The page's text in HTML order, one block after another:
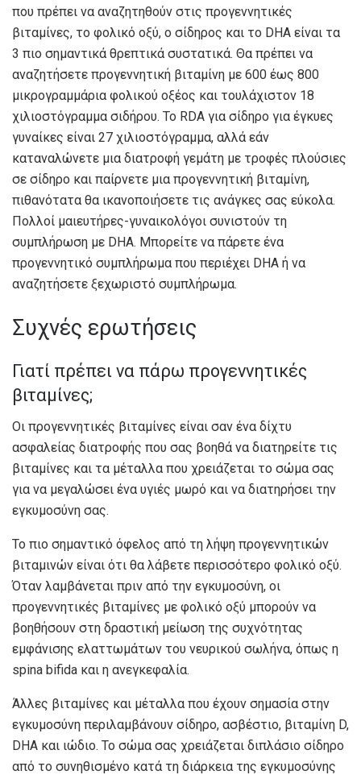
που πρέπει να αναζητηθούν στις προγεννητικές
βιταμίνες, το φολικό οξύ, ο σίδηρος και το DHA είναι τα
3 πιο σημαντικά θρεπτικά συστατικά. Θα πρέπει να
αναζητήσετε προγεννητική βιταμίνη με 600 έως 800
μικρογραμμάρια φολικού οξέος και τουλάχιστον 18
χιλιοστόγραμμα σιδήρου. Το RDA για σίδηρο για έγκυες
γυναίκες είναι 27 χιλιοστόγραμμα, αλλά εάν
καταναλώνετε μια διατροφή γεμάτη με τροφές πλούσιες
σε σίδηρο και παίρνετε μια προγεννητική βιταμίνη,
πιθανότατα θα ικανοποιήσετε τις ανάγκες σας εύκολα.
Πολλοί μαιευτήρες-γυναικολόγοι συνιστούν τη
συμπλήρωση με DHA. Μπορείτε να πάρετε ένα
προγεννητικό συμπλήρωμα που περιέχει DHA ή να
αναζητήσετε ξεχωριστό συμπλήρωμα.
Συχνές ερωτήσεις
Γιατί πρέπει να πάρω προγεννητικές
βιταμίνες;
Οι προγεννητικές βιταμίνες είναι σαν ένα δίχτυ
ασφαλείας διατροφής που σας βοηθά να διατηρείτε τις
βιταμίνες και τα μέταλλα που χρειάζεται το σώμα σας
για να μεγαλώσει ένα υγιές μωρό και να διατηρήσει την
εγκυμοσύνη σας.
Το πιο σημαντικό όφελος από τη λήψη προγεννητικών
βιταμινών είναι ότι θα λάβετε περισσότερο φολικό οξύ.
Όταν λαμβάνεται πριν από την εγκυμοσύνη, οι
προγεννητικές βιταμίνες με φολικό οξύ μπορούν να
βοηθήσουν στη δραστική μείωση της συχνότητας
εμφάνισης ελαττωμάτων του νευρικού σωλήνα, όπως η
spina bifida και η ανεγκεφαλία.
Άλλες βιταμίνες και μέταλλα που έχουν σημασία στην
εγκυμοσύνη περιλαμβάνουν σίδηρο, ασβέστιο, βιταμίνη D,
DHA και ιώδιο. Το σώμα σας χρειάζεται διπλάσιο σίδηρο
από το συνηθισμένο κατά τη διάρκεια της εγκυμοσύνης